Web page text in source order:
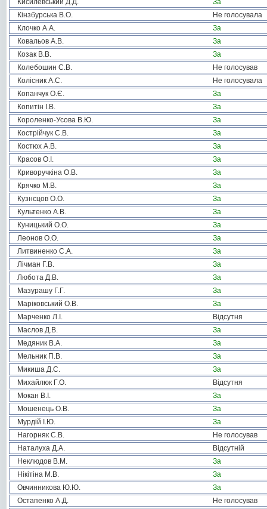
Кисилевський Д.Д.
За
Кінзбурська В.О.
Не голосувала
Клочко А.А.
За
Ковальов А.В.
За
Козак В.В.
За
Колебошин С.В.
Не голосував
Колісник А.С.
Не голосувала
Копанчук О.Є.
За
Копитін І.В.
За
Короленко-Усова В.Ю.
За
Кострійчук С.В.
За
Костюх А.В.
За
Красов О.І.
За
Криворучкіна О.В.
За
Крячко М.В.
За
Кузнєцов О.О.
За
Культенко А.В.
За
Куницький О.О.
За
Леонов О.О.
За
Литвиненко С.А.
За
Лічман Г.В.
За
Любота Д.В.
За
Мазурашу Г.Г.
За
Маріковський О.В.
За
Марченко Л.І.
Відсутня
Маслов Д.В.
За
Медяник В.А.
За
Мельник П.В.
За
Микиша Д.С.
За
Михайлюк Г.О.
Відсутня
Мокан В.І.
За
Мошенець О.В.
За
Мурдій І.Ю.
За
Нагорняк С.В.
Не голосував
Наталуха Д.А.
Відсутній
Неклюдов В.М.
За
Нікітіна М.В.
За
Овчинникова Ю.Ю.
За
Остапенко А.Д.
Не голосував